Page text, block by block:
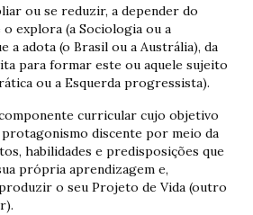
ou se reduzir, a depender do
explora (a Sociologia ou a
a adota (o Brasil ou a Austrália), da
para formar este ou aquele sujeito
ou a Esquerda progressista).
curricular cujo objetivo
discente por meio da
habilidades e predisposições que
própria aprendizagem e,
o seu Projeto de Vida (outro